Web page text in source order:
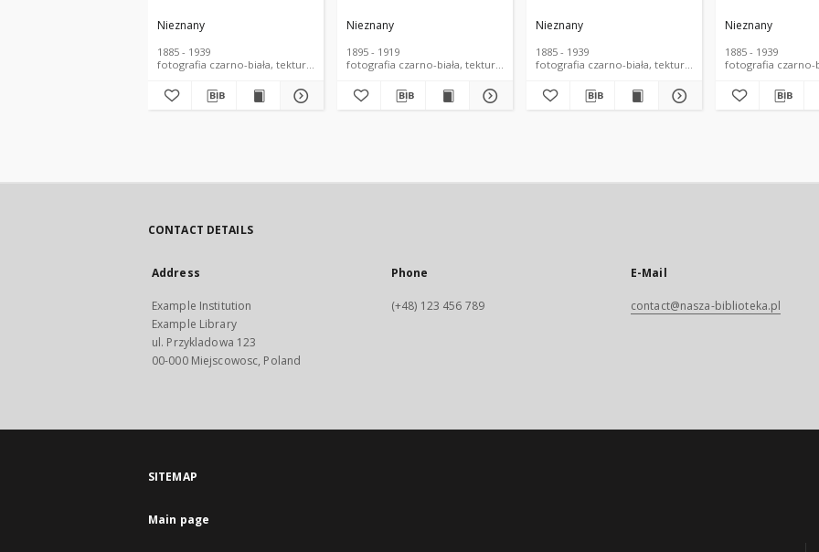
Sołowiejczyków
Nieznany
1885 - 1939
fotografia czarno-biała, tekturka
Białystok, 1895-1919 r. Fot.
Sołowiejczyków
Nieznany
1895 - 1919
fotografia czarno-biała, tekturka
Sołowiejczyków
Nieznany
1885 - 1939
fotografia czarno-biała, tekturka
Sołowiejczyków
Nieznany
1885 - 1939
fotografia czarno-
CONTACT DETAILS
Address
Example Institution
Example Library
ul. Przykladowa 123
00-000 Miejscowosc, Poland
Phone
(+48) 123 456 789
E-Mail
contact@nasza-biblioteka.pl
SITEMAP
Main page